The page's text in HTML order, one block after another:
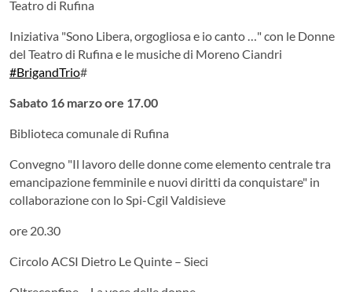
Teatro di Rufina
Iniziativa "Sono Libera, orgogliosa e io canto …" con le Donne
del Teatro di Rufina e le musiche di Moreno Ciandri
#BrigandTrio#
Sabato 16 marzo ore 17.00
Biblioteca comunale di Rufina
Convegno "Il lavoro delle donne come elemento centrale tra
emancipazione femminile e nuovi diritti da conquistare" in
collaborazione con lo Spi-Cgil Valdisieve
ore 20.30
Circolo ACSI Dietro Le Quinte – Sieci